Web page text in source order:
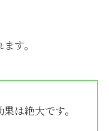
す。
は絶大です。